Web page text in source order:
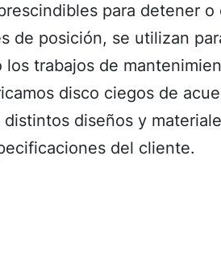
para detener
de posición, se utilizan
los trabajos de
disco ciegos de
distintos diseños y
del cliente.